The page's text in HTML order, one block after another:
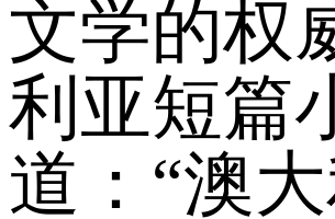
文学的权
利亚短篇
道：“澳